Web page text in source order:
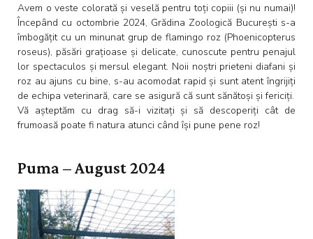
Avem o veste colorată și veselă pentru toți copiii (și nu numai)!
Începând cu octombrie 2024, Grădina Zoologică București s-a
îmbogățit cu un minunat grup de flamingo roz (Phoenicopterus
roseus), păsări grațioase și delicate, cunoscute pentru penajul
lor spectaculos și mersul elegant. Noii noștri prieteni diafani și
roz au ajuns cu bine, s-au acomodat rapid și sunt atent îngrijiți
de echipa veterinară, care se asigură că sunt sănătoși și fericiți.
Vă așteptăm cu drag să-i vizitați și să descoperiți cât de
frumoasă poate fi natura atunci când își pune pene roz!
Puma – August 2024